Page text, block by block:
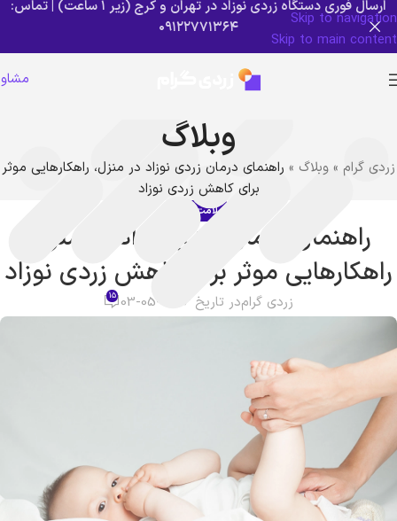
Skip to navigation
Skip to main content
ارسال فوری دستگاه زردی نوزاد در تهران و کرج (زیر ۱ ساعت) | تماس:
۰۹۱۲۲۷۷۱۳۶۴
وبلاگ
زردی گرام » وبلاگ » راهنمای درمان زردی نوزاد در منزل، راهکارهایی موثر
برای کاهش زردی نوزاد
سلامت نوزاد
راهنمای درمان زردی نوزاد در منزل،
راهکارهایی موثر برای کاهش زردی نوزاد
زردی گرامدر تاریخ 2026-05-03 15